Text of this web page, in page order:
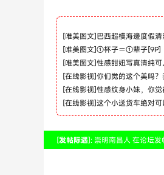
巴西超模海邊度假清
[唯美图文]
①杯子＝①辈子[9P]
[唯美图文]
性感甜妞写真清纯可
[唯美图文]
你们觉的这个美吗？
[在线影视]
性感纹身小妹，你觉
[在线影视]
这个小送货车绝对可
[在线影视]
[发帖际遇]: 崇明南昌人 在论坛